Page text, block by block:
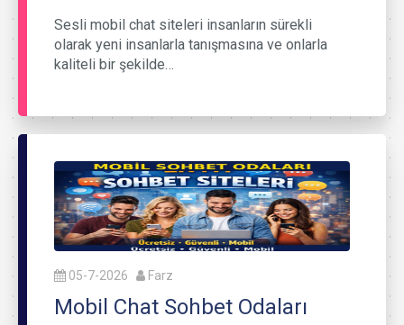
Sesli mobil chat siteleri insanların sürekli
olarak yeni insanlarla tanışmasına ve onlarla
kaliteli bir şekilde…
05-7-2026 Farz
Mobil Chat Sohbet Odaları